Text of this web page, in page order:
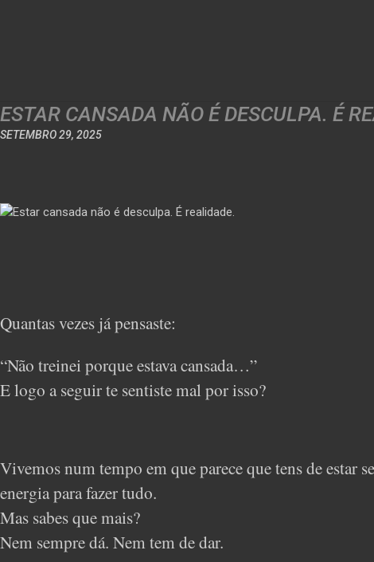
ESTAR CANSADA NÃO É DESCULPA. É
SETEMBRO 29, 2025
Quantas vezes já pensaste:
“Não treinei porque estava cansada…”
E logo a seguir te sentiste mal por isso?
Vivemos num tempo em que parece que tens de estar
energia para fazer tudo.
Mas sabes que mais?
Nem sempre dá. Nem tem de dar.